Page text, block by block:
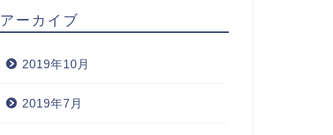
アーカイブ
2019年10月
2019年7月